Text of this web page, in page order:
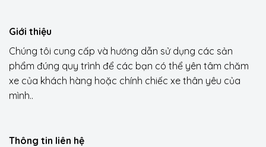
Giới thiệu
Chúng tôi cung cấp và hướng dẫn sử dụng các sản
phẩm đúng quy trình để các bạn có thể yên tâm chăm
xe của khách hàng hoặc chính chiếc xe thân yêu của
mình..
Thông tin liên hệ